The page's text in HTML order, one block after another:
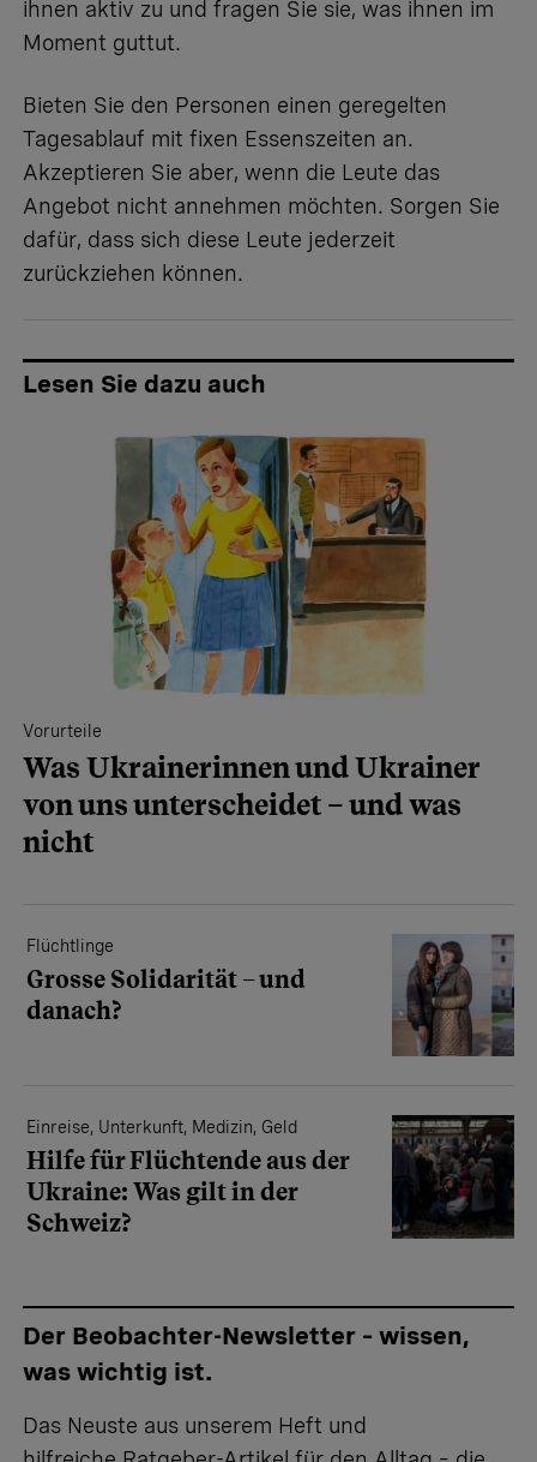
ihnen aktiv zu und fragen Sie sie, was ihnen im
Moment guttut.
Bieten Sie den Personen einen geregelten
Tagesablauf mit fixen Essenszeiten an.
Akzeptieren Sie aber, wenn die Leute das
Angebot nicht annehmen möchten. Sorgen Sie
dafür, dass sich diese Leute jederzeit
zurückziehen können.
Lesen Sie dazu auch
Vorurteile
Was Ukrainerinnen und Ukrainer
von uns unterscheidet – und was
nicht
Flüchtlinge
Grosse Solidarität – und
danach?
Einreise, Unterkunft, Medizin, Geld
Hilfe für Flüchtende aus der
Ukraine: Was gilt in der
Schweiz?
Der Beobachter-Newsletter – wissen,
was wichtig ist.
Das Neuste aus unserem Heft und